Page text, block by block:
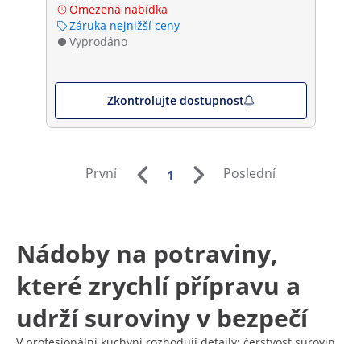
Omezená nabídka
Záruka nejnižší ceny
Vyprodáno
Zkontrolujte dostupnost
První 1 Poslední
Nádoby na potraviny,
které zrychlí přípravu a
udrží suroviny v bezpečí